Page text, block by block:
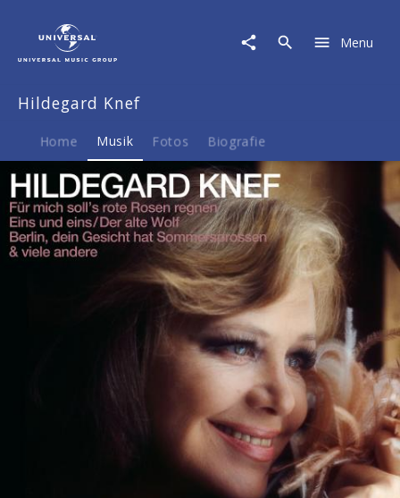
Musik
ICON
Menu
Hildegard Knef
Home Musik Fotos Biografie